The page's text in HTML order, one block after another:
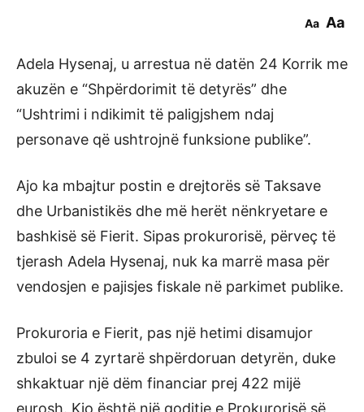
Aa Aa
Adela Hysenaj, u arrestua në datën 24 Korrik me
akuzën e “Shpërdorimit të detyrës” dhe
“Ushtrimi i ndikimit të paligjshem ndaj
personave që ushtrojnë funksione publike”.
Ajo ka mbajtur postin e drejtorës së Taksave
dhe Urbanistikës dhe më herët nënkryetare e
bashkisë së Fierit. Sipas prokurorisë, përveç të
tjerash Adela Hysenaj, nuk ka marrë masa për
vendosjen e pajisjes fiskale në parkimet publike.
Prokuroria e Fierit, pas një hetimi disamujor
zbuloi se 4 zyrtarë shpërdoruan detyrën, duke
shkaktuar një dëm financiar prej 422 mijë
eurosh. Kjo është një goditje e Prokurorisë së